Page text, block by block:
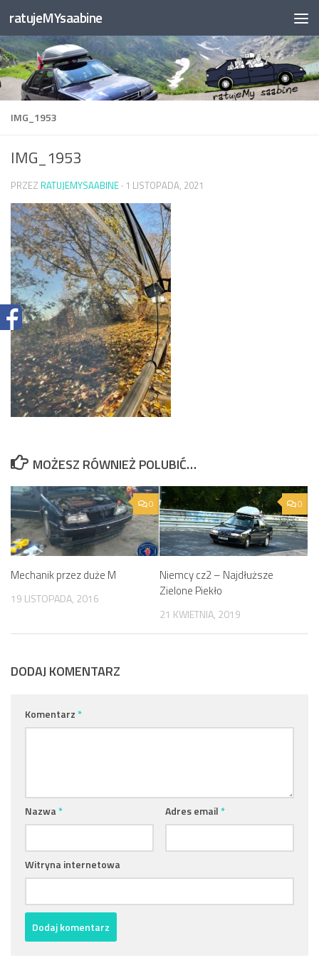
Przejdź do treści
ratujeMYsaabine
IMG_1953
IMG_1953
PRZEZ RATUJEMYSAABINE · 1 LISTOPADA, 2021
MOŻESZ RÓWNIEŻ POLUBIĆ…
0
Mechanik przez duże M
19 LISTOPADA, 2016
0
Niemcy cz2 – Najdłuższe
Zielone Piekło
21 KWIETNIA, 2019
DODAJ KOMENTARZ
Komentarz*
Nazwa* Adres email*
Witryna internetowa